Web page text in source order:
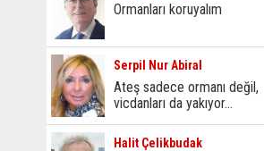
Ormanları koruyalım
Serpil Nur Abiral
Ateş sadece ormanı değil,
vicdanları da yakıyor...
Halit Çelikbudak